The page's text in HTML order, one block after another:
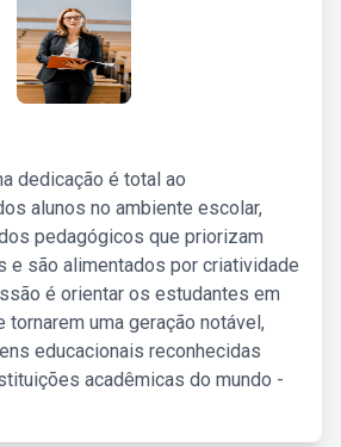
dedicação é total ao
alunos no ambiente escolar,
pedagógicos que priorizam
e são alimentados por criatividade
é orientar os estudantes em
tornarem uma geração notável,
educacionais reconhecidas
acadêmicas do mundo -